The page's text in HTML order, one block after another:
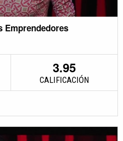
Emprendedores
3.95
CALIFICACIÓN